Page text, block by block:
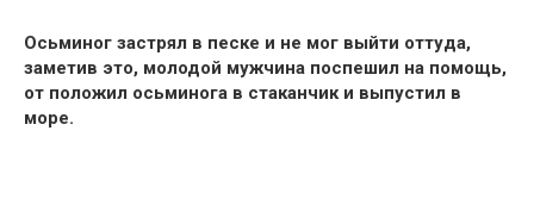
Осьминог застрял в песке и не мог выйти оттуда,
заметив это, молодой мужчина поспешил на помощь,
от положил осьминога в стаканчик и выпустил в
море.